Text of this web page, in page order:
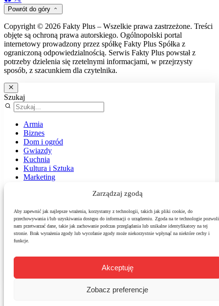
Zarządzaj zgodą
Aby zapewnić jak najlepsze wrażenia, korzystamy z technologii, takich jak pliki cookie, do
przechowywania i/lub uzyskiwania dostępu do informacji o urządzeniu. Zgoda na te technologie pozwoli
nam przetwarzać dane, takie jak zachowanie podczas przeglądania lub unikalne identyfikatory na tej
stronie. Brak wyrażenia zgody lub wycofanie zgody może niekorzystnie wpłynąć na niektóre cechy i
funkcje.
Akceptuję
Zobacz preferencje
Powrót do góry
Copyright © 2026 Fakty Plus – Wszelkie prawa zastrzeżone. Treści
objęte są ochroną prawa autorskiego. Ogólnopolski portal
internetowy prowadzony przez spółkę Fakty Plus Spółka z
ograniczoną odpowiedzialnością. Serwis Fakty Plus powstał z
potrzeby dzielenia się rzetelnymi informacjami, w przejrzysty
sposób, z szacunkiem dla czytelnika.
Szukaj
Armia
Biznes
Dom i ogród
Gwiazdy
Kuchnia
Kultura i Sztuka
Marketing
Podróże
Polityka
Sport
Środowisko
Technologie